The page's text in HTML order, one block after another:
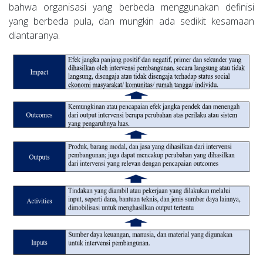
bahwa organisasi yang berbeda menggunakan definisi
yang berbeda pula, dan mungkin ada sedikit kesamaan
diantaranya.